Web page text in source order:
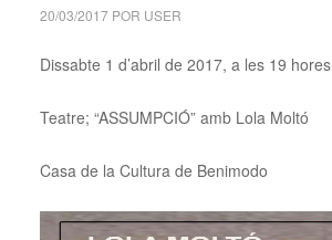
20/03/2017POR USER
Dissabte 1 d’abril de 2017, a les 19 hores
Teatre; “ASSUMPCIÓ” amb Lola Moltó
Casa de la Cultura de Benimodo